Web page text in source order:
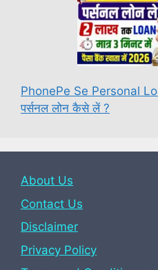
PhonePe Se Personal
पर्सनल लोन कैसे लें ?
About Us
Contact Us
Disclaimer
Privacy Policy